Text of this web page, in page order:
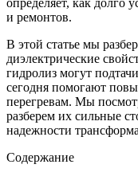
и ремонтов.
В этой статье мы
диэлектрические
гидролиз могут
сегодня помогают
перегревам. Мы
разберем их сильные
надежности
Содержание